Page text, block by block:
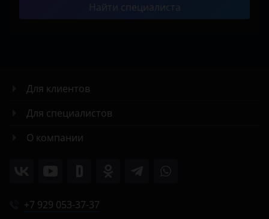
Найти специалиста
Для клиентов
Для специалистов
О компании
+7 929 053-37-37